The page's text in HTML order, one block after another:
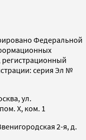
Федеральной
серия Эл №
ул.
X, ком. 1
2-я, д.